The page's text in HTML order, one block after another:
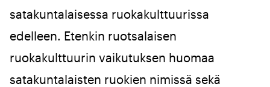
satakuntalaisessa ruokakulttuurissa
edelleen. Etenkin ruotsalaisen
ruokakulttuurin vaikutuksen huomaa
satakuntalaisten ruokien nimissä sekä